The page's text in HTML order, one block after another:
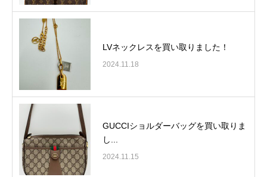
LVネックレスを買い取りました！
2024.11.18
GUCCIショルダーバッグを買い取りま
し...
2024.11.15